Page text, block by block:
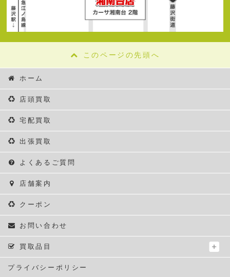
このページの先頭へ
ホーム
店頭買取
宅配買取
出張買取
よくあるご質問
店舗案内
クーポン
お問い合わせ
買取品目
プライバシーポリシー